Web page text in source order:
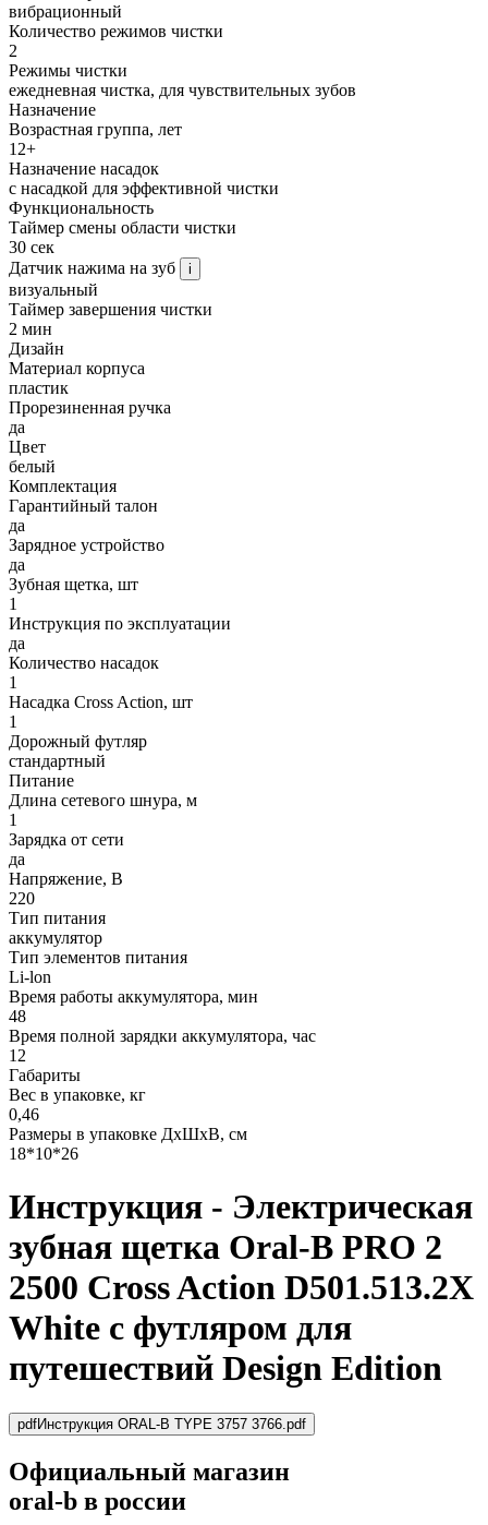
вибрационный
Количество режимов чистки
2
Режимы чистки
ежедневная чистка, для чувствительных зубов
Назначение
Возрастная группа, лет
12+
Назначение насадок
с насадкой для эффективной чистки
Функциональность
Таймер смены области чистки
30 сек
Датчик нажима на зуб
i
визуальный
Таймер завершения чистки
2 мин
Дизайн
Материал корпуса
пластик
Прорезиненная ручка
да
Цвет
белый
Комплектация
Гарантийный талон
да
Зарядное устройство
да
Зубная щетка, шт
1
Инструкция по эксплуатации
да
Количество насадок
1
Насадка Cross Action, шт
1
Дорожный футляр
стандартный
Питание
Длина сетевого шнура, м
1
Зарядка от сети
да
Напряжение, В
220
Тип питания
аккумулятор
Тип элементов питания
Li-lon
Время работы аккумулятора, мин
48
Время полной зарядки аккумулятора, час
12
Габариты
Вес в упаковке, кг
0,46
Размеры в упаковке ДxШxВ, см
18*10*26
Инструкция - Электрическая
зубная щетка Oral-B PRO 2
2500 Cross Action D501.513.2X
White c футляром для
путешествий Design Edition
pdfИнструкция ORAL-B TYPE 3757 3766.pdf
Официальный магазин
oral-b в россии